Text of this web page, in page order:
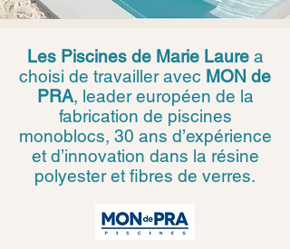
Les Piscines de Marie Laurea
choisi de travailler avec MON de
PRA, leader européen de la
fabrication de piscines
monoblocs, 30 ans d’expérience
et d’innovation dans la résine
polyester et fibres de verres.